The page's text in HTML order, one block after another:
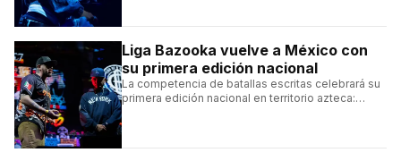
Liga Bazooka vuelve a México con
su primera edición nacional
La competencia de batallas escritas celebrará su
primera edición nacional en territorio azteca: